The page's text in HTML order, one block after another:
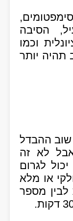
הסיבה
וכמו
תהיה יותר
ההבדל
לא זה
לגרום
או מלא
לבין מספר